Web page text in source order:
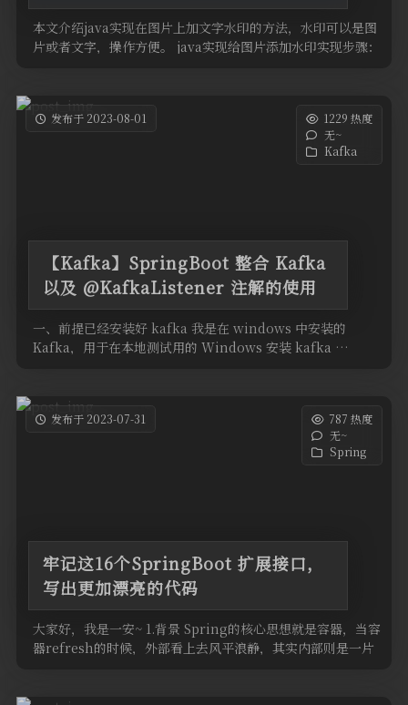
本文介绍java实现在图片上加文字水印的方法，水印可以是图
片或者文字，操作方便。 java实现给图片添加水印实现步骤：
发布于 2023-08-01
1229 热度
无~
Kafka
【Kafka】SpringBoot 整合 Kafka
以及 @KafkaListener 注解的使用
一、前提已经安装好 kafka 我是在 windows 中安装的
Kafka，用于在本地测试用的 Windows 安装 kafka …
发布于 2023-07-31
787 热度
无~
Spring
牢记这16个SpringBoot 扩展接口，
写出更加漂亮的代码
大家好，我是一安~ 1.背景 Spring的核心思想就是容器，当容
器refresh的时候，外部看上去风平浪静，其实内部则是一片